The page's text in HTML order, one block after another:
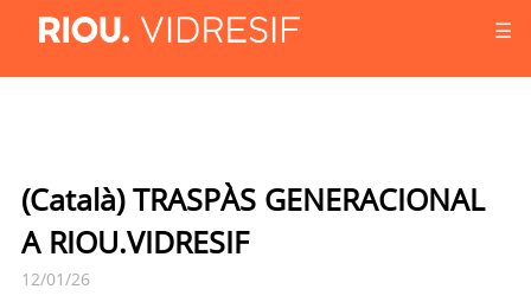
☰
(Català) TRASPÀS GENERACIONAL
A RIOU.VIDRESIF
12/01/26